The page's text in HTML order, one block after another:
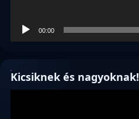
00:00
Kicsiknek és nagyoknak!